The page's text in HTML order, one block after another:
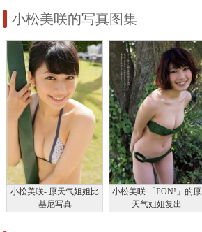
小松美咲的写真图集
小松美咲- 原天气姐姐比
基尼写真
小松美咲 「PON!」的原
天气姐姐复出